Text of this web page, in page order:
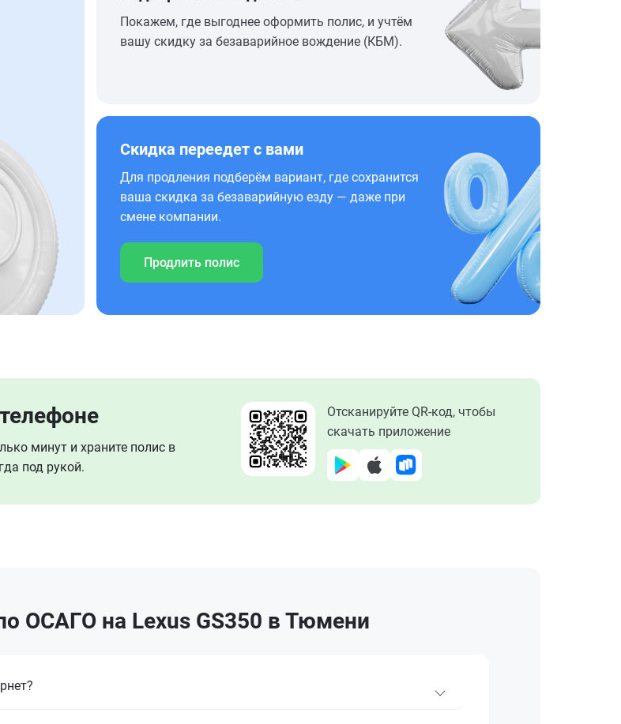
Покажем, где выгоднее оформить полис, и учтём
вашу скидку за безаварийное вождение (КБМ).
Скидка переедет с вами
Для продления подберём вариант, где сохранится
ваша скидка за безаварийную езду — даже при
смене компании.
Продлить полис
минут и храните полис в
под рукой.
Отсканируйте QR-код, чтобы
скачать приложение
ОСАГО на Lexus GS350 в Тюмени